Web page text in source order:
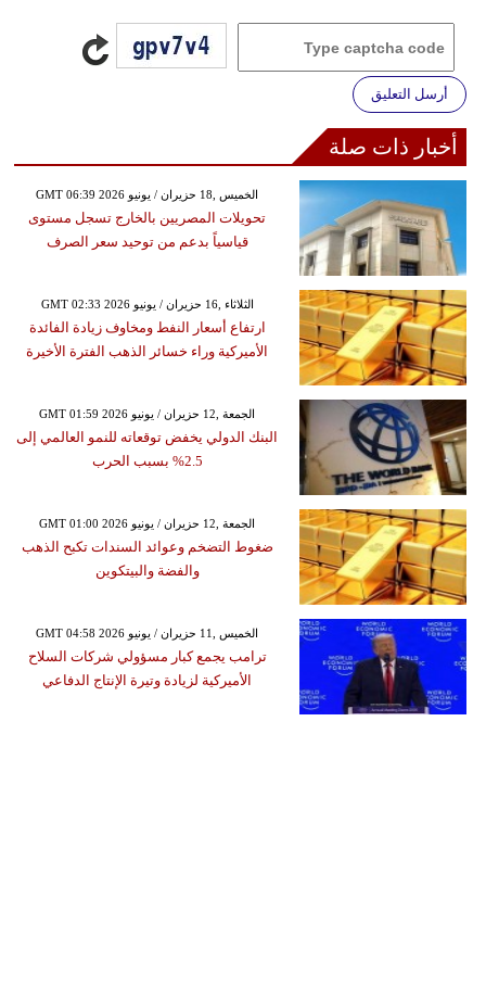
أرسل التعليق
أخبار ذات صلة
GMT 06:39 2026 الخميس ,18 حزيران / يونيو
تحويلات المصريين بالخارج تسجل مستوى
قياسياً بدعم من توحيد سعر الصرف
GMT 02:33 2026 الثلاثاء ,16 حزيران / يونيو
ارتفاع أسعار النفط ومخاوف زيادة الفائدة
الأميركية وراء خسائر الذهب الفترة الأخيرة
GMT 01:59 2026 الجمعة ,12 حزيران / يونيو
البنك الدولي يخفض توقعاته للنمو العالمي إلى
2.5% بسبب الحرب
GMT 01:00 2026 الجمعة ,12 حزيران / يونيو
ضغوط التضخم وعوائد السندات تكبح الذهب
والفضة والبيتكوين
GMT 04:58 2026 الخميس ,11 حزيران / يونيو
ترامب يجمع كبار مسؤولي شركات السلاح
الأميركية لزيادة وتيرة الإنتاج الدفاعي